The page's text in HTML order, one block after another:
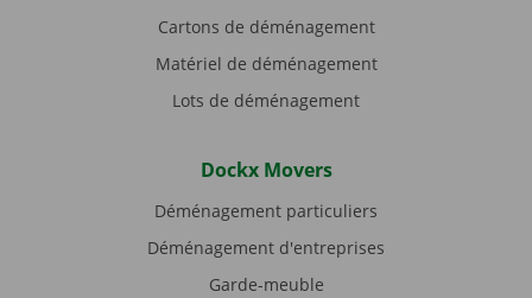
Cartons de déménagement
Matériel de déménagement
Lots de déménagement
Dockx Movers
Déménagement particuliers
Déménagement d'entreprises
Garde-meuble